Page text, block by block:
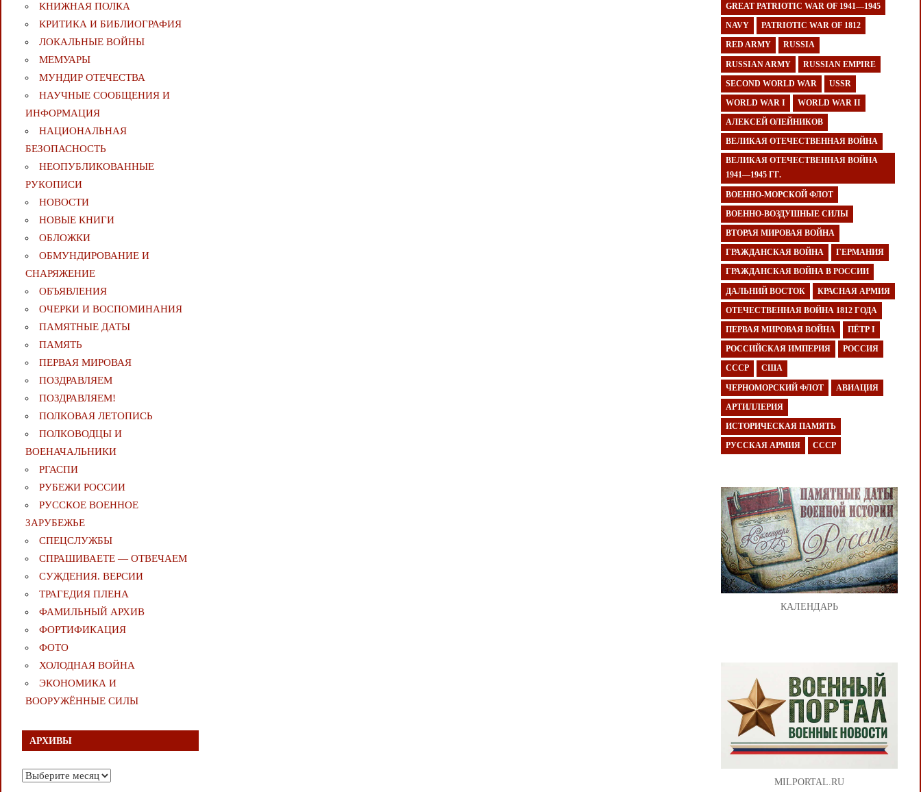
КНИЖНАЯ ПОЛКА
КРИТИКА И БИБЛИОГРАФИЯ
ЛОКАЛЬНЫЕ ВОЙНЫ
МЕМУАРЫ
МУНДИР ОТЕЧЕСТВА
НАУЧНЫЕ СООБЩЕНИЯ И
ИНФОРМАЦИЯ
НАЦИОНАЛЬНАЯ
БЕЗОПАСНОСТЬ
НЕОПУБЛИКОВАННЫЕ
РУКОПИСИ
НОВОСТИ
НОВЫЕ КНИГИ
ОБЛОЖКИ
ОБМУНДИРОВАНИЕ И
СНАРЯЖЕНИЕ
ОБЪЯВЛЕНИЯ
ОЧЕРКИ И ВОСПОМИНАНИЯ
ПАМЯТНЫЕ ДАТЫ
ПАМЯТЬ
ПЕРВАЯ МИРОВАЯ
ПОЗДРАВЛЯЕМ
ПОЗДРАВЛЯЕМ!
ПОЛКОВАЯ ЛЕТОПИСЬ
ПОЛКОВОДЦЫ И
ВОЕНАЧАЛЬНИКИ
РГАСПИ
РУБЕЖИ РОССИИ
РУССКОЕ ВОЕННОЕ
ЗАРУБЕЖЬЕ
СПЕЦСЛУЖБЫ
СПРАШИВАЕТЕ — ОТВЕЧАЕМ
СУЖДЕНИЯ. ВЕРСИИ
ТРАГЕДИЯ ПЛЕНА
ФАМИЛЬНЫЙ АРХИВ
ФОРТИФИКАЦИЯ
ФОТО
ХОЛОДНАЯ ВОЙНА
ЭКОНОМИКА И
ВООРУЖЁННЫЕ СИЛЫ
АРХИВЫ
Архивы
GREAT PATRIOTIC WAR OF 1941—1945
NAVY PATRIOTIC WAR OF 1812
RED ARMY RUSSIA
RUSSIAN ARMY RUSSIAN EMPIRE
SECOND WORLD WAR USSR
WORLD WAR I WORLD WAR II
АЛЕКСЕЙ ОЛЕЙНИКОВ
ВЕЛИКАЯ ОТЕЧЕСТВЕННАЯ ВОЙНА
ВЕЛИКАЯ ОТЕЧЕСТВЕННАЯ ВОЙНА
1941—1945 ГГ.
ВОЕННО-МОРСКОЙ ФЛОТ
ВОЕННО-ВОЗДУШНЫЕ СИЛЫ
ВТОРАЯ МИРОВАЯ ВОЙНА
ГРАЖДАНСКАЯ ВОЙНА ГЕРМАНИЯ
ГРАЖДАНСКАЯ ВОЙНА В РОССИИ
ДАЛЬНИЙ ВОСТОК КРАСНАЯ АРМИЯ
ОТЕЧЕСТВЕННАЯ ВОЙНА 1812 ГОДА
ПЕРВАЯ МИРОВАЯ ВОЙНА ПЁТР I
РОССИЙСКАЯ ИМПЕРИЯ РОССИЯ
СССР США
ЧЕРНОМОРСКИЙ ФЛОТ АВИАЦИЯ
АРТИЛЛЕРИЯ
ИСТОРИЧЕСКАЯ ПАМЯТЬ
РУССКАЯ АРМИЯ СССР
КАЛЕНДАРЬ
MILPORTAL.RU